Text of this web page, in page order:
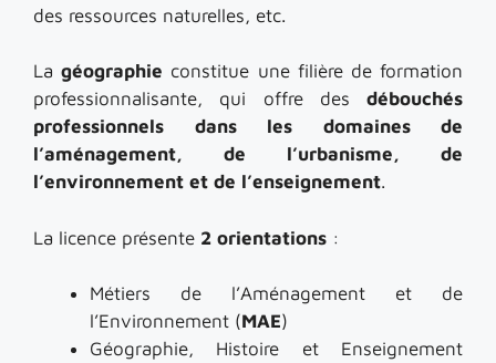
des ressources naturelles, etc.
Lagéographie constitue une filière de formation
professionnalisante, qui offre des débouchés
professionnels dans les domaines de
l’aménagement, de l’urbanisme, de
l’environnement et de l’enseignement.
La licence présente 2 orientations :
Métiers de l’Aménagement et de
l’Environnement (MAE)
Géographie, Histoire et Enseignement